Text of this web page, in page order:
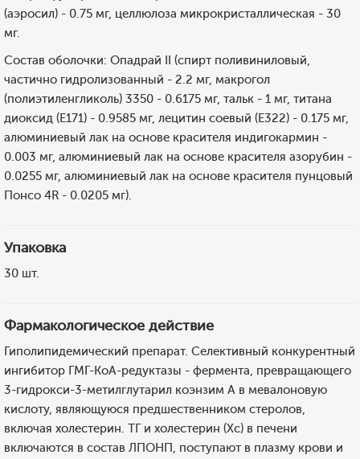
(аэросил) - 0.75 мг, целлюлоза микрокристаллическая - 30
мг.
Состав оболочки: Опадрай II (спирт поливиниловый,
частично гидролизованный - 2.2 мг, макрогол
(полиэтиленгликоль) 3350 - 0.6175 мг, тальк - 1 мг, титана
диоксид (E171) - 0.9585 мг, лецитин соевый (E322) - 0.175 мг,
алюминиевый лак на основе красителя индигокармин -
0.003 мг, алюминиевый лак на основе красителя азорубин -
0.0255 мг, алюминиевый лак на основе красителя пунцовый
Понсо 4R - 0.0205 мг).
Упаковка
30 шт.
Фармакологическое действие
Гиполипидемический препарат. Селективный конкурентный
ингибитор ГМГ-КоА-редуктазы - фермента, превращающего
3-гидрокси-3-метилглутарил коэнзим А в мевалоновую
кислоту, являющуюся предшественником стеролов,
включая холестерин. ТГ и холестерин (Хс) в печени
включаются в состав ЛПОНП, поступают в плазму крови и